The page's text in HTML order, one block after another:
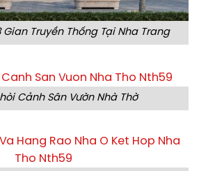
Gian Truyền Thống Tại Nha Trang
Cảnh Sân Vườn Nhà Thờ